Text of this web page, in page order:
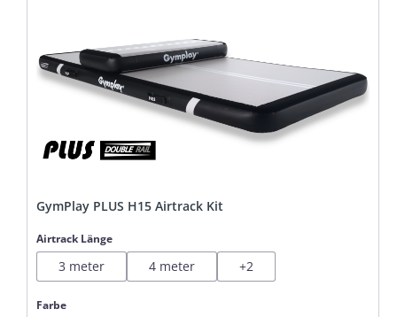
GymPlay PLUS H15 Airtrack Kit
Airtrack Längeauswählen
3 meter 4 meter +2
Farbeauswählen